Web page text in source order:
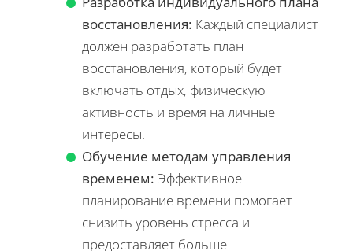
восстановления: Каждый специалист
должен разработать план
восстановления, который будет
включать отдых, физическую
активность и время на личные
интересы.
Обучение методам управления
временем: Эффективное
планирование времени помогает
снизить уровень стресса и
предоставляет больше